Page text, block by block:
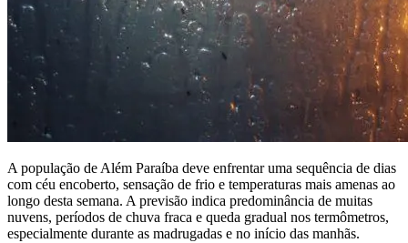
A população de Além Paraíba deve enfrentar uma sequência de dias
com céu encoberto, sensação de frio e temperaturas mais amenas ao
longo desta semana. A previsão indica predominância de muitas
nuvens, períodos de chuva fraca e queda gradual nos termômetros,
especialmente durante as madrugadas e no início das manhãs.